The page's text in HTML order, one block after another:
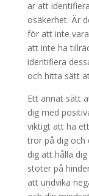
är att
osäkerhet. Är
för att inte
att inte ha
identifiera
och hitta sätt
Ett annat sätt
dig med
viktigt att ha
tror på dig och
dig att hålla
stöter på
att undvika